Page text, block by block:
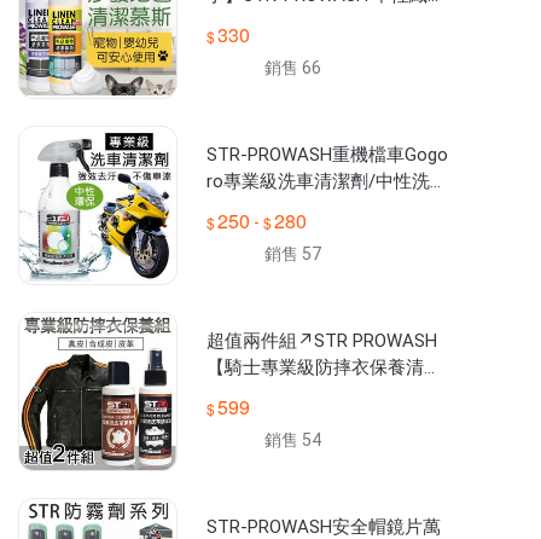
發地毯去污除異味＊寵物嬰幼
330
銷售 66
STR-PROWASH重機檔車Gogo
ro專業級洗車清潔劑/中性洗車
消光/亮光/碳纖維材質OK
250 - 280
銷售 57
超值兩件組↗STR PROWASH
【騎士專業級防摔衣保養清潔
人身部品|皮衣|皮夾克|皮外套
599
銷售 54
STR-PROWASH安全帽鏡片萬